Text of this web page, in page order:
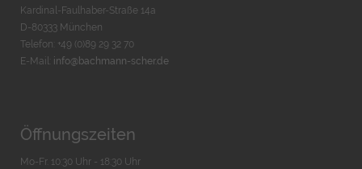
Kardinal-Faulhaber-Straße 14a
D-80333 München
Telefon: +49 (0)89 29 32 70
E-Mail: info@bachmann-scher.de
Öffnungszeiten
Mo-Fr. 10:30 Uhr - 18:30 Uhr